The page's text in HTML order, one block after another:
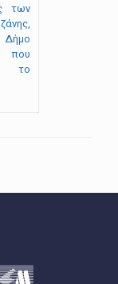
των
το